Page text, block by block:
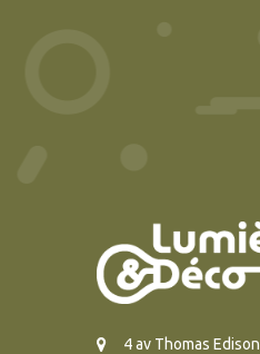
4 av Thomas Edison